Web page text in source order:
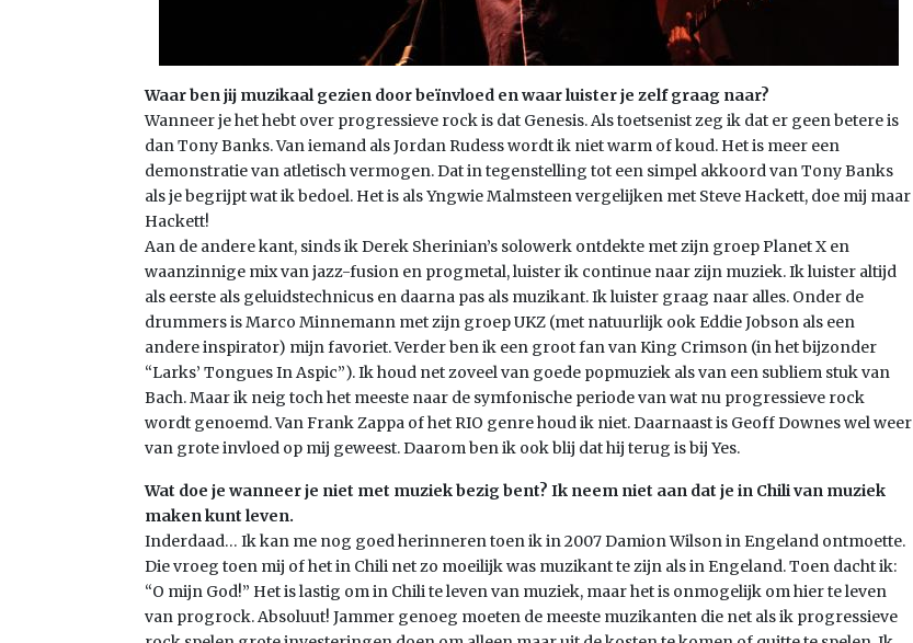
Waar ben jij muzikaal gezien door beïnvloed en waar luister je zelf graag naar?
Wanneer je het hebt over progressieve rock is dat Genesis. Als toetsenist zeg ik dat er geen betere is
dan Tony Banks. Van iemand als Jordan Rudess wordt ik niet warm of koud. Het is meer een
demonstratie van atletisch vermogen. Dat in tegenstelling tot een simpel akkoord van Tony Banks
als je begrijpt wat ik bedoel. Het is als Yngwie Malmsteen vergelijken met Steve Hackett, doe mij maar
Hackett!
Aan de andere kant, sinds ik Derek Sherinian’s solowerk ontdekte met zijn groep Planet X en
waanzinnige mix van jazz-fusion en progmetal, luister ik continue naar zijn muziek. Ik luister altijd
als eerste als geluidstechnicus en daarna pas als muzikant. Ik luister graag naar alles. Onder de
drummers is Marco Minnemann met zijn groep UKZ (met natuurlijk ook Eddie Jobson als een
andere inspirator) mijn favoriet. Verder ben ik een groot fan van King Crimson (in het bijzonder
“Larks’ Tongues In Aspic”). Ik houd net zoveel van goede popmuziek als van een subliem stuk van
Bach. Maar ik neig toch het meeste naar de symfonische periode van wat nu progressieve rock
wordt genoemd. Van Frank Zappa of het RIO genre houd ik niet. Daarnaast is Geoff Downes wel weer
van grote invloed op mij geweest. Daarom ben ik ook blij dat hij terug is bij Yes.
Wat doe je wanneer je niet met muziek bezig bent? Ik neem niet aan dat je in Chili van muziek
maken kunt leven.
Inderdaad… Ik kan me nog goed herinneren toen ik in 2007 Damion Wilson in Engeland ontmoette.
Die vroeg toen mij of het in Chili net zo moeilijk was muzikant te zijn als in Engeland. Toen dacht ik:
“O mijn God!” Het is lastig om in Chili te leven van muziek, maar het is onmogelijk om hier te leven
van progrock. Absoluut! Jammer genoeg moeten de meeste muzikanten die net als ik progressieve